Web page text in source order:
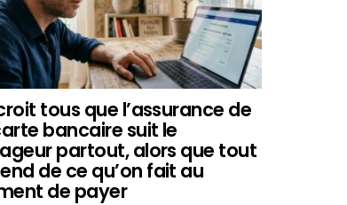
tous que l’assurance de
bancaire suit le
partout, alors que tout
de ce qu’on fait au
de payer